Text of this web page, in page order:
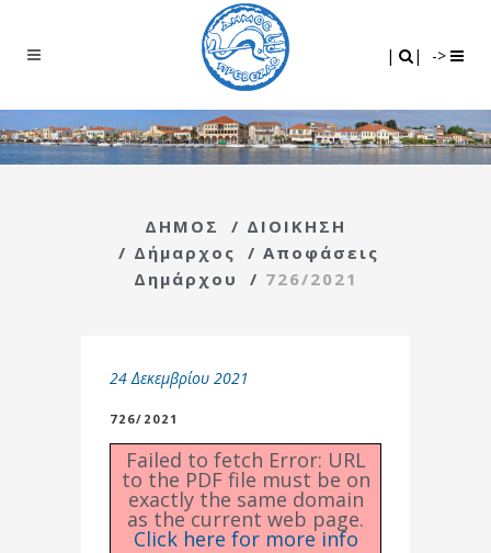
| | ->
ΔΗΜΟΣ / ΔΙΟΙΚΗΣΗ
/ Δήμαρχος / Αποφάσεις
Δημάρχου
/ 726/2021
24 Δεκεμβρίου 2021
726/2021
Failed to fetch Error: URL
to the PDF file must be on
exactly the same domain
as the current web page.
Click here for more info